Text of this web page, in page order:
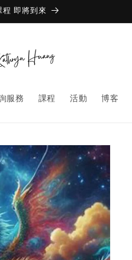
即將到來
服務 課程 活動 博客